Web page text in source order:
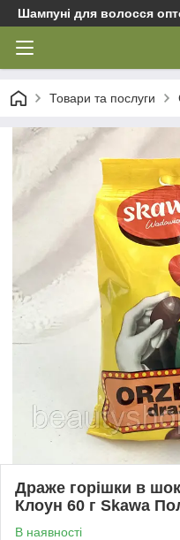
Шампуні для волосся
Товари та послуги
Драже горішки в
Клоун 60 г Skawa
В наявності